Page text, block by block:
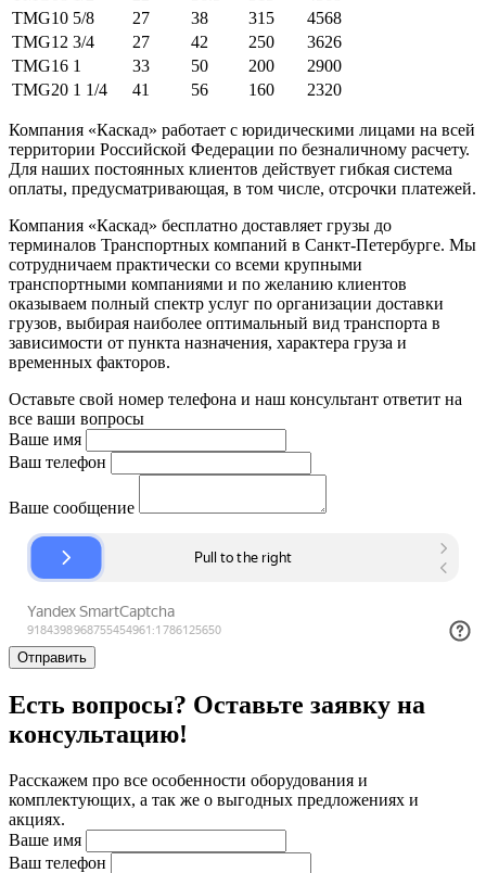
TMG10 5/8 27 38 315
4568
TMG12 3/4 27 42 250
3626
TMG16 1 33 50 200
2900
TMG20 1 1/4 41 56 160 2320
Компания «Каскад» работает с юридическими лицами на всей
территории Российской Федерации по безналичному расчету.
Для наших постоянных клиентов действует гибкая система
оплаты, предусматривающая, в том числе, отсрочки платежей.
Компания «Каскад» бесплатно доставляет грузы до
терминалов Транспортных компаний в Санкт-Петербурге. Мы
сотрудничаем практически со всеми крупными
транспортными компаниями и по желанию клиентов
оказываем полный спектр услуг по организации доставки
грузов, выбирая наиболее оптимальный вид транспорта в
зависимости от пункта назначения, характера груза и
временных факторов.
Оставьте свой номер телефона и наш консультант ответит на
все ваши вопросы
Ваше имя
Ваш телефон
Ваше сообщение
Отправить
Есть вопросы? Оставьте заявку на
консультацию!
Расскажем про все особенности оборудования и
комплектующих, а так же о выгодных предложениях и
акциях.
Ваше имя
Ваш телефон